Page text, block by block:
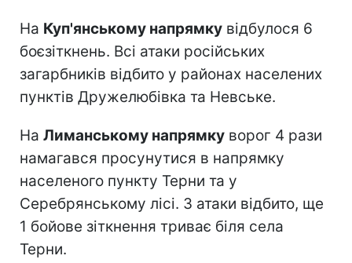
На Куп'янському напрямку відбулося 6
боєзіткнень. Всі атаки російських
загарбників відбито у районах населених
пунктів Дружелюбівка та Невське.
На Лиманському напрямку ворог 4 рази
намагався просунутися в напрямку
населеного пункту Терни та у
Серебрянському лісі. 3 атаки відбито, ще
1 бойове зіткнення триває біля села
Терни.